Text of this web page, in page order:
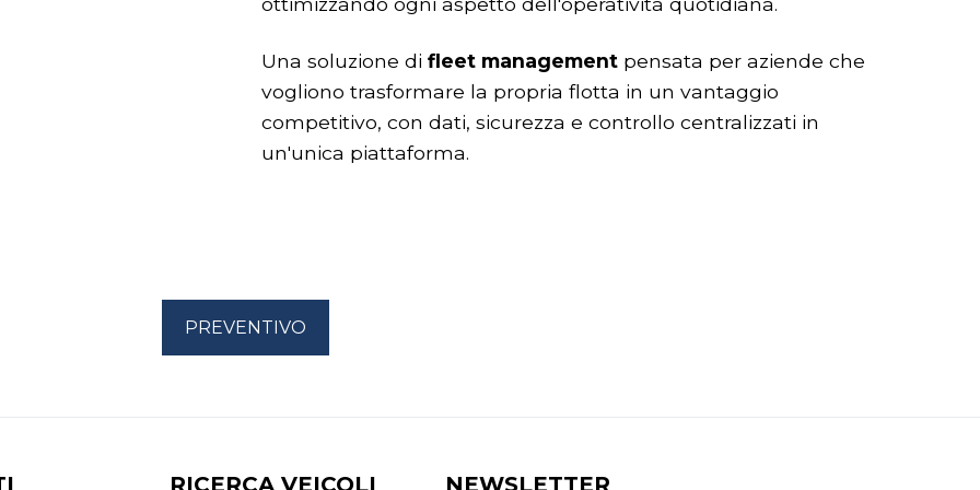
Una soluzione di fleet management pensata per aziende che
vogliono trasformare la propria flotta in un vantaggio
competitivo, con dati, sicurezza e controllo centralizzati in
un'unica piattaforma.
PREVENTIVO
RICERCA VEICOLI NEWSLETTER